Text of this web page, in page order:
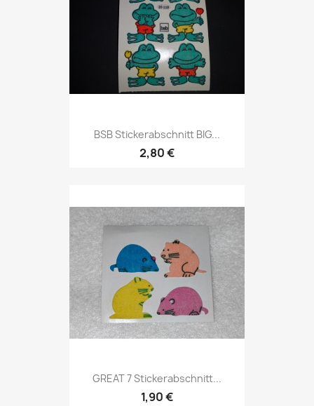
BSB Stickerabschnitt BIG...
2,80 €
GREAT 7 Stickerabschnitt...
1,90 €